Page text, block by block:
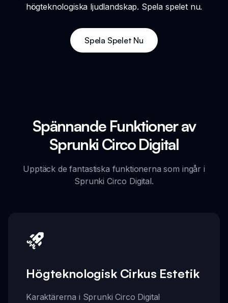
högteknologiska ljudlandskap. Spela spelet nu.
Spela Spelet Nu
Spännande Funktioner av
Sprunki Circo Digital
Upptäck de fantastiska funktionerna som ingår i
Sprunki Circo Digital.
Högteknologisk Cirkus Estetik
Karaktärerna i Sprunki Circo Digital